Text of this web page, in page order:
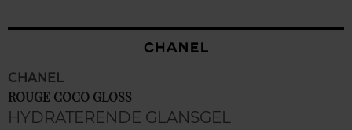
CHANEL
ROUGE COCO GLOSS
HYDRATERENDE GLANSGEL